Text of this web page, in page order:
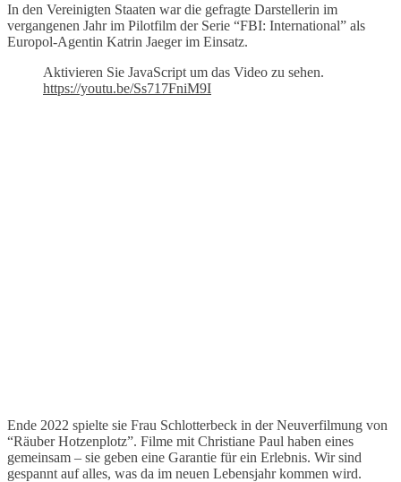
In den Vereinigten Staaten war die gefragte Darstellerin im
vergangenen Jahr im Pilotfilm der Serie “FBI: International” als
Europol-Agentin Katrin Jaeger im Einsatz.
Aktivieren Sie JavaScript um das Video zu sehen.
https://youtu.be/Ss717FniM9I
Ende 2022 spielte sie Frau Schlotterbeck in der Neuverfilmung von
“Räuber Hotzenplotz”. Filme mit Christiane Paul haben eines
gemeinsam – sie geben eine Garantie für ein Erlebnis. Wir sind
gespannt auf alles, was da im neuen Lebensjahr kommen wird.